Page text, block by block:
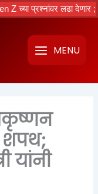
लढा देणार ; नवीन
MENU
शपथ;
यांनी